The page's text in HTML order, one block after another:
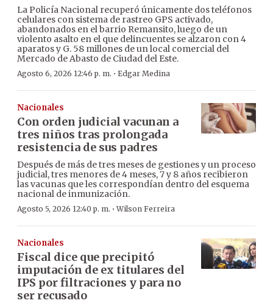
La Policía Nacional recuperó únicamente dos teléfonos
celulares con sistema de rastreo GPS activado,
abandonados en el barrio Remansito, luego de un
violento asalto en el que delincuentes se alzaron con 4
aparatos y G. 58 millones de un local comercial del
Mercado de Abasto de Ciudad del Este.
Agosto 6, 2026 12:46 p. m. · Edgar Medina
Nacionales
Con orden judicial vacunan a
tres niños tras prolongada
resistencia de sus padres
Después de más de tres meses de gestiones y un proceso
judicial, tres menores de 4 meses, 7 y 8 años recibieron
las vacunas que les correspondían dentro del esquema
nacional de inmunización.
Agosto 5, 2026 12:40 p. m. ·Wilson Ferreira
Nacionales
Fiscal dice que precipitó
imputación de ex titulares del
IPS por filtraciones y para no
ser recusado